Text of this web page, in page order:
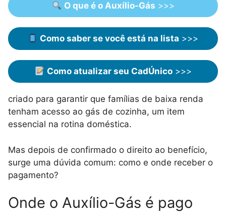
O que é o Auxílio-Gás >>>
Como saber se você está na lista >>>
Como atualizar seu CadÚnico>>>
criado para garantir que famílias de baixa renda
tenham acesso ao gás de cozinha, um item
essencial na rotina doméstica.
Mas depois de confirmado o direito ao benefício,
surge uma dúvida comum: como e onde receber o
pagamento?
Onde o Auxílio-Gás é pago